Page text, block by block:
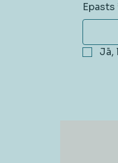
Epasts
Jā,